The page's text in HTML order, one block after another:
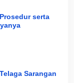
serta
Sarangan